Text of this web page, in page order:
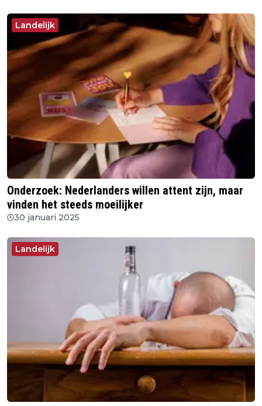
Landelijk
Onderzoek: Nederlanders willen attent zijn, maar
vinden het steeds moeilijker
30 januari 2025
Landelijk